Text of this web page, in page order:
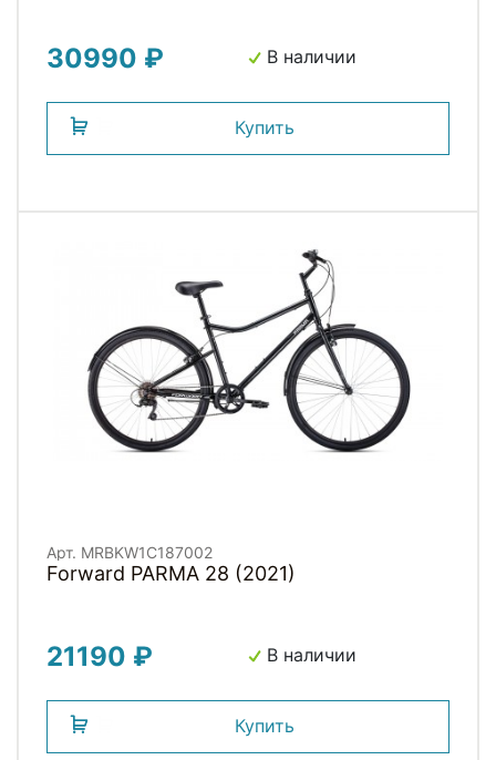
30990 ₽ В наличии
Купить
Арт. MRBKW1C187002
Forward PARMA 28 (2021)
21190 ₽ В наличии
Купить